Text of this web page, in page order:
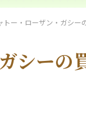
トー・ローザン・ガシー
シーの